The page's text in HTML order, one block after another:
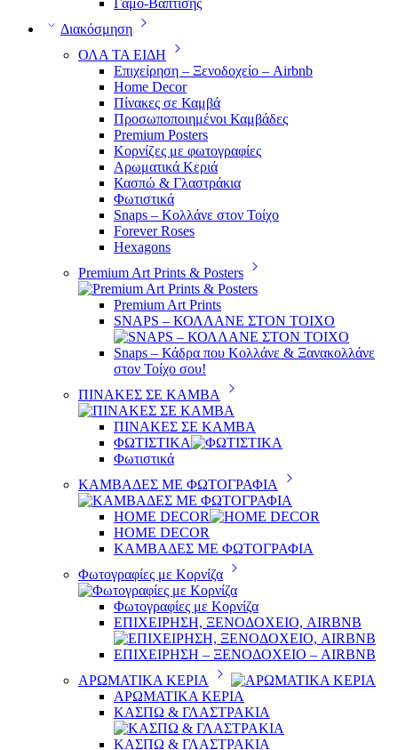
Διακόσμηση
ΟΛΑ ΤΑ ΕΙΔΗ
Επιχείρηση – Ξενοδοχείο – Airbnb
Home Decor
Πίνακες σε Καμβά
Προσωποποιημένοι Καμβάδες
Premium Posters
Κορνίζες με φωτογραφίες
Αρωματικά Κεριά
Κασπώ & Γλαστράκια
Φωτιστικά
Snaps – Κολλάνε στον Τοίχο
Forever Roses
Hexagons
Premium Art Prints & Posters
Premium Art Prints
SNAPS – ΚΟΛΛΑΝΕ ΣΤΟΝ ΤΟΙΧΟ
Snaps – Κάδρα που Κολλάνε & Ξανακολλάνε
στον Τοίχο σου!
ΠΙΝΑΚΕΣ ΣΕ ΚΑΜΒΑ
ΠΙΝΑΚΕΣ ΣΕ ΚΑΜΒΑ
ΦΩΤΙΣΤΙΚΑ
Φωτιστικά
ΚΑΜΒΑΔΕΣ ΜΕ ΦΩΤΟΓΡΑΦΙΑ
HOME DECOR
HOME DECOR
ΚΑΜΒΑΔΕΣ ΜΕ ΦΩΤΟΓΡΑΦΙΑ
Φωτογραφίες με Κορνίζα
Φωτογραφίες με Κορνίζα
ΕΠΙΧΕΙΡΗΣΗ, ΞΕΝΟΔΟΧΕΙΟ, AIRBNB
ΕΠΙΧΕΙΡΗΣΗ – ΞΕΝΟΔΟΧΕΙΟ – AIRBNB
ΑΡΩΜΑΤΙΚΑ ΚΕΡΙΑ
ΑΡΩΜΑΤΙΚΑ ΚΕΡΙΑ
ΚΑΣΠΩ & ΓΛΑΣΤΡΑΚΙΑ
ΚΑΣΠΩ & ΓΛΑΣΤΡΑΚΙΑ